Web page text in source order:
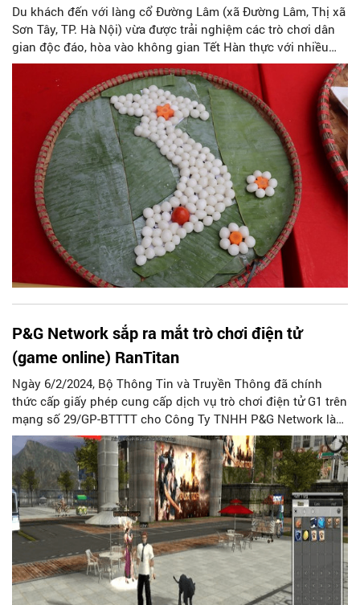
Du khách đến với làng cổ Đường Lâm (xã Đường Lâm, Thị xã
Sơn Tây, TP. Hà Nội) vừa được trải nghiệm các trò chơi dân
gian độc đáo, hòa vào không gian Tết Hàn thực với nhiều
ẩm thực mang dấu ấn văn hóa Xứ Đoài – Thăng Long – Hà
P&G Network sắp ra mắt trò chơi điện tử
(game online) RanTitan
Ngày 6/2/2024, Bộ Thông Tin và Truyền Thông đã chính
thức cấp giấy phép cung cấp dịch vụ trò chơi điện tử G1 trên
mạng số 29/GP-BTTTT cho Công Ty TNHH P&G Network là
doanh nghiệp hoạt động trong lĩnh vực truyền thông số và
cung cấp trò chơi điện tử trên mạng.